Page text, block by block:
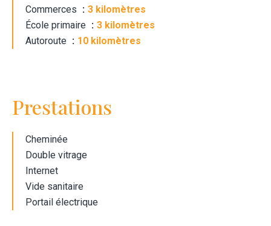
Commerces
3 kilomètres
École primaire
3 kilomètres
Autoroute
10 kilomètres
Prestations
Cheminée
Double vitrage
Internet
Vide sanitaire
Portail électrique